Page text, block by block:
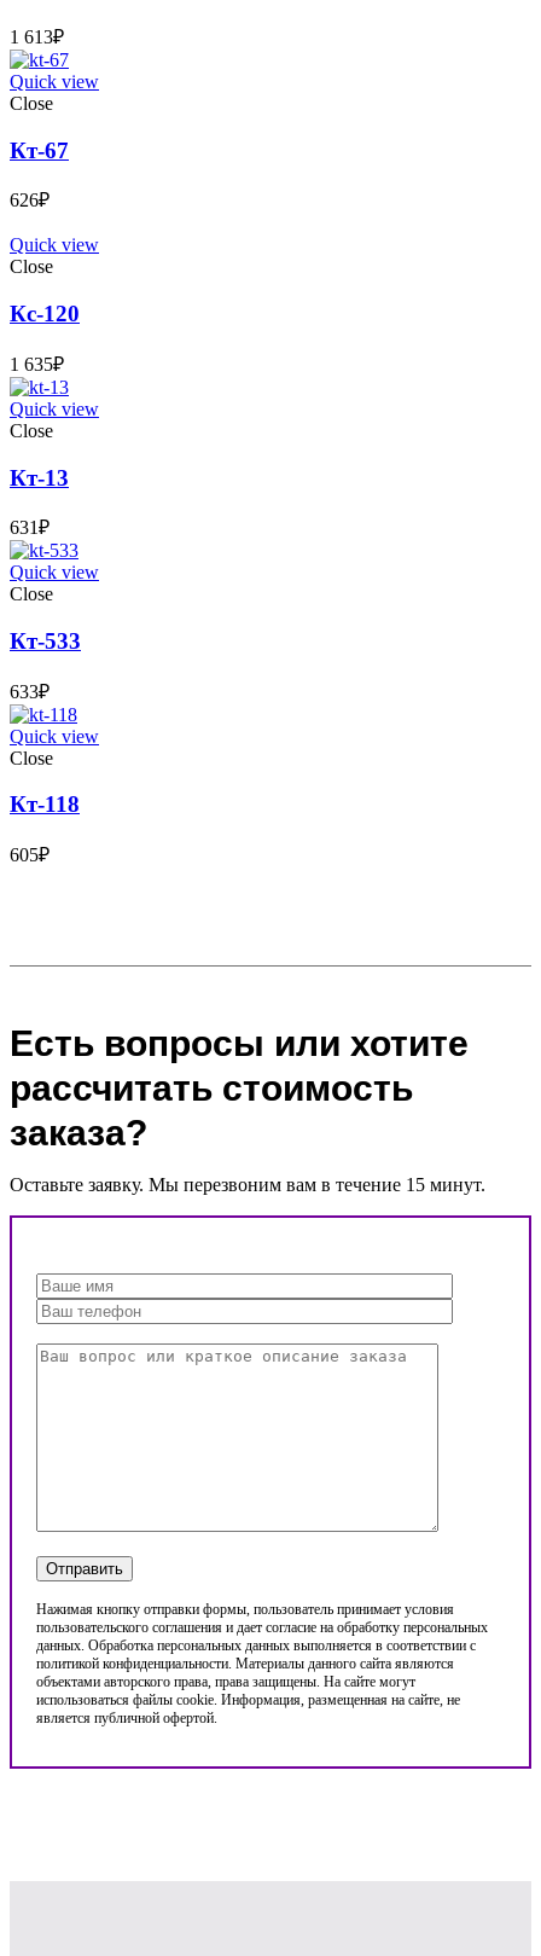
1 613₽
Quick view
Close
Кт-67
626₽
Quick view
Close
Кс-120
1 635₽
Quick view
Close
Кт-13
631₽
Quick view
Close
Кт-533
633₽
Quick view
Close
Кт-118
605₽
Есть вопросы или хотите
рассчитать стоимость
заказа?
Оставьте заявку. Мы перезвоним вам в течение 15 минут.
Нажимая кнопку отправки формы, пользователь принимает условия
пользовательского соглашения и дает согласие на обработку персональных
данных. Обработка персональных данных выполняется в соответствии с
политикой конфиденциальности. Материалы данного сайта являются
объектами авторского права, права защищены. На сайте могут
использоваться файлы cookie. Информация, размещенная на сайте, не
является публичной офертой.